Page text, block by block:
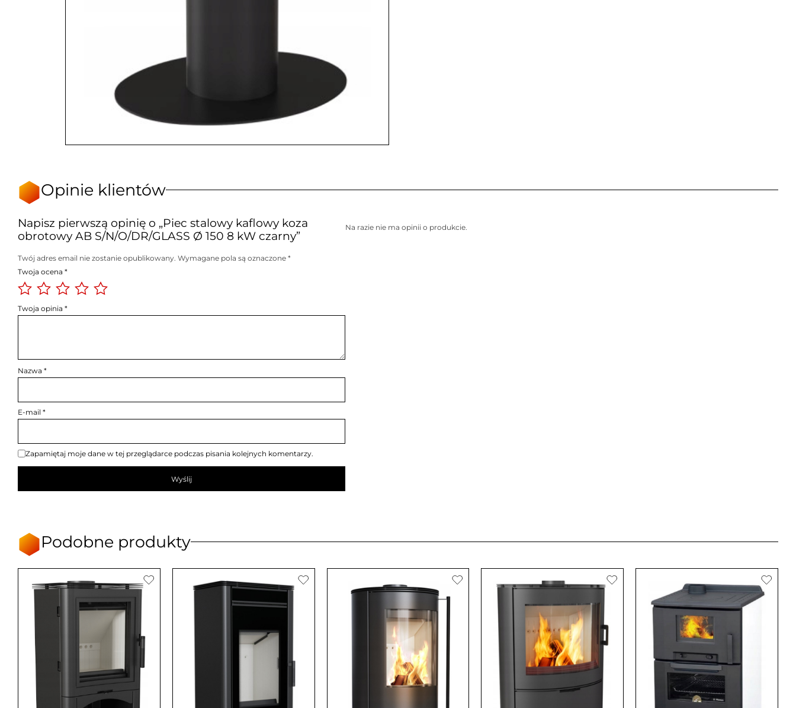
Opinie klientów
Na razie nie ma opinii o produkcie.
Napisz pierwszą opinię o „Piec stalowy kaflowy koza
obrotowy AB S/N/O/DR/GLASS Ø 150 8 kW czarny”
Twój adres email nie zostanie opublikowany. Wymagane pola są oznaczone *
Twoja ocena *
Twoja opinia *
Nazwa *
E-mail *
Zapamiętaj moje dane w tej przeglądarce podczas pisania kolejnych komentarzy.
Podobne produkty